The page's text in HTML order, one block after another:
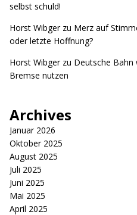
selbst schuld!
Horst Wibgerzu Merz auf
oder letzte Hoffnung?
Horst Wibgerzu Deutsche Bahn
Bremse nutzen
Archives
Januar 2026
Oktober 2025
August 2025
Juli 2025
Juni 2025
Mai 2025
April 2025